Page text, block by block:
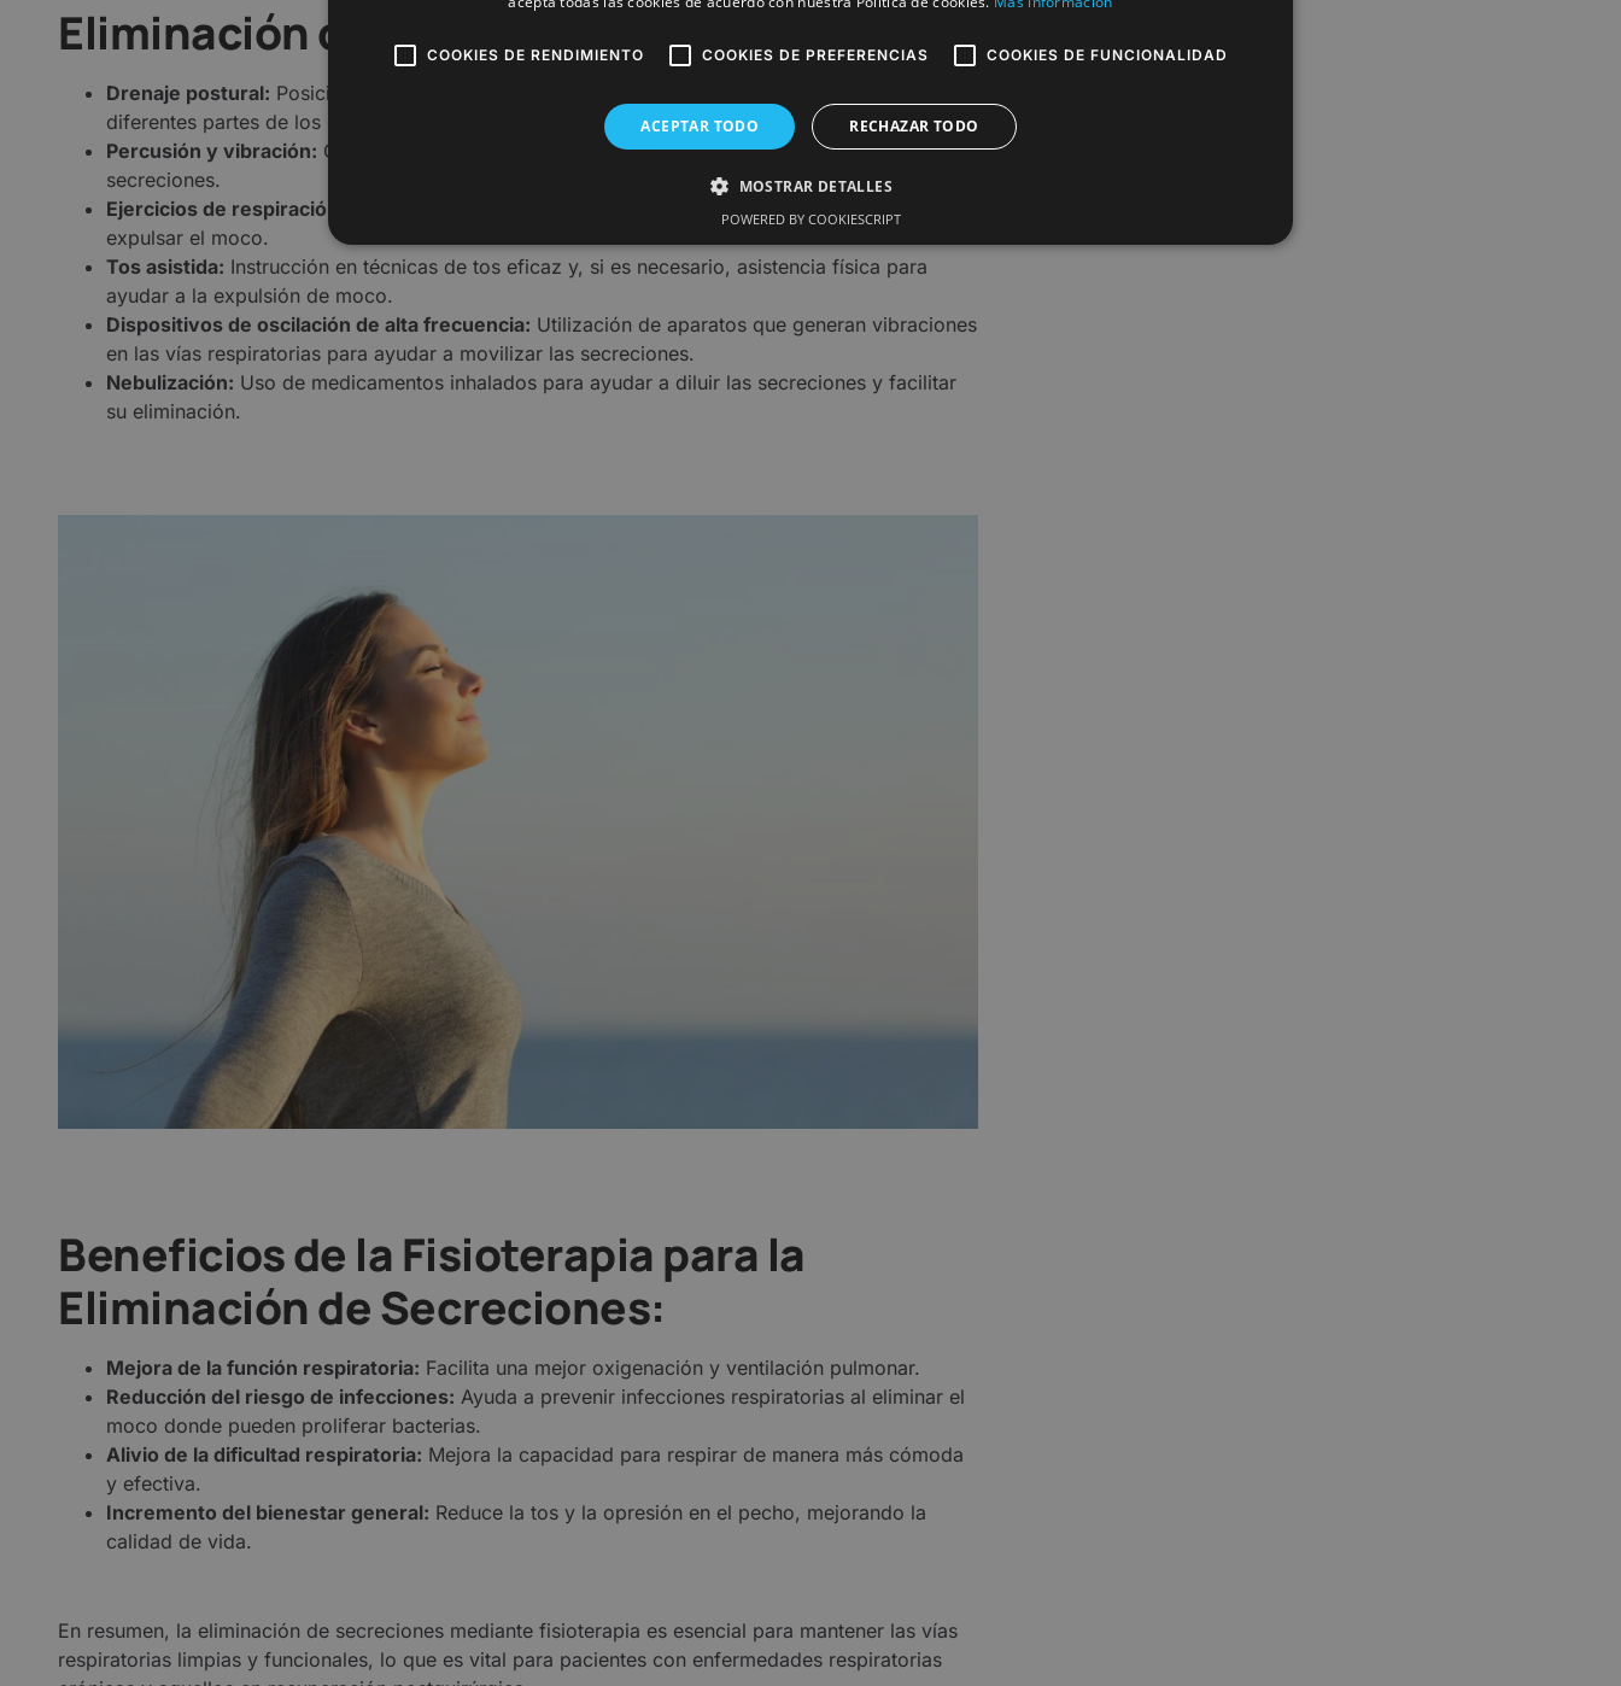
Eliminación de Secreciones:
Drenaje postural: Posicionamiento del paciente para facilitar el drenaje de secreciones desde
diferentes partes de los pulmones.
Percusión y vibración: Golpeteo rítmico y vibraciones aplicadas en el pecho para aflojar las
secreciones.
Ejercicios de respiración:
Técnicas de respiración profunda y controlada para movilizar y
expulsar el moco.
Tos asistida: Instrucción en técnicas de tos eficaz y, si es necesario, asistencia física para
ayudar a la expulsión de moco.
Dispositivos de oscilación de alta frecuencia: Utilización de aparatos que generan vibraciones
en las vías respiratorias para ayudar a movilizar las secreciones.
Nebulización: Uso de medicamentos inhalados para ayudar a diluir las secreciones y facilitar
su eliminación.
Beneficios de la Fisioterapia para la
Eliminación de Secreciones:
Mejora de la función respiratoria: Facilita una mejor oxigenación y ventilación pulmonar.
Reducción del riesgo de infecciones: Ayuda a prevenir infecciones respiratorias al eliminar el
moco donde pueden proliferar bacterias.
Alivio de la dificultad respiratoria: Mejora la capacidad para respirar de manera más cómoda
y efectiva.
Incremento del bienestar general: Reduce la tos y la opresión en el pecho, mejorando la
calidad de vida.
En resumen, la eliminación de secreciones mediante fisioterapia es esencial para mantener las vías
respiratorias limpias y funcionales, lo que es vital para pacientes con enfermedades respiratorias
COOKIES DE RENDIMIENTO COOKIES DE PREFERENCIAS COOKIES DE FUNCIONALIDAD
ACEPTAR TODO RECHAZAR TODO
MOSTRAR DETALLES
POWERED BY COOKIESCRIPT